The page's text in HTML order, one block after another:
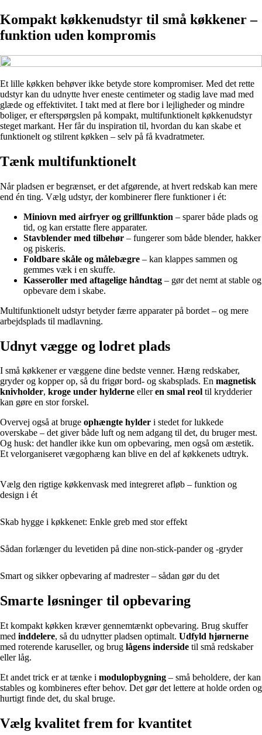
Kompakt køkkenudstyr til små køkkener –
funktion uden kompromis
Et lille køkken behøver ikke betyde store kompromiser. Med det rette
udstyr kan du udnytte hver eneste centimeter og stadig lave mad med
glæde og effektivitet. I takt med at flere bor i lejligheder og mindre
boliger, er efterspørgslen på kompakt, multifunktionelt køkkenudstyr
steget markant. Her får du inspiration til, hvordan du kan skabe et
funktionelt og stilrent køkken – selv på få kvadratmeter.
Tænk multifunktionelt
Når pladsen er begrænset, er det afgørende, at hvert redskab kan mere
end én ting. Vælg udstyr, der kombinerer flere funktioner i ét:
Miniovn med airfryer og grillfunktion – sparer både plads og
tid, og kan erstatte flere apparater.
Stavblender med tilbehør – fungerer som både blender, hakker
og piskeris.
Foldbare skåle og målebægre – kan klappes sammen og
gemmes væk i en skuffe.
Kasseroller med aftagelige håndtag – gør det nemt at stable og
opbevare dem i skabe.
Multifunktionelt udstyr betyder færre apparater på bordet – og mere
arbejdsplads til madlavning.
Udnyt vægge og lodret plads
I små køkkener er væggene dine bedste venner. Hæng redskaber,
gryder og kopper op, så du frigør bord- og skabsplads. En magnetisk
knivholder, kroge under hylderne elleren smal reol til krydderier
kan gøre en stor forskel.
Overvej også at bruge ophængte hylder i stedet for lukkede
overskabe – det giver både luft og nem adgang til det, du bruger mest.
Og husk: det handler ikke kun om opbevaring, men også om æstetik.
Et velorganiseret vægophæng kan blive en del af køkkenets udtryk.
Vælg den rigtige køkkenvask med integreret afløb – funktion og
design i ét
Skab hygge i køkkenet: Enkle greb med stor effekt
Sådan forlænger du levetiden på dine non-stick-pander og -gryder
Smart og sikker opbevaring af madrester – sådan gør du det
Smarte løsninger til opbevaring
Et kompakt køkken kræver gennemtænkt opbevaring. Brug skuffer
med inddelere, så du udnytter pladsen optimalt. Udfyld hjørnerne
med roterende karuseller, og brug lågens inderside til små redskaber
eller låg.
Et andet trick er at tænke i modulopbygning – små beholdere, der kan
stables og kombineres efter behov. Det gør det lettere at holde orden og
hurtigt finde det, du skal bruge.
Vælg kvalitet frem for kvantitet